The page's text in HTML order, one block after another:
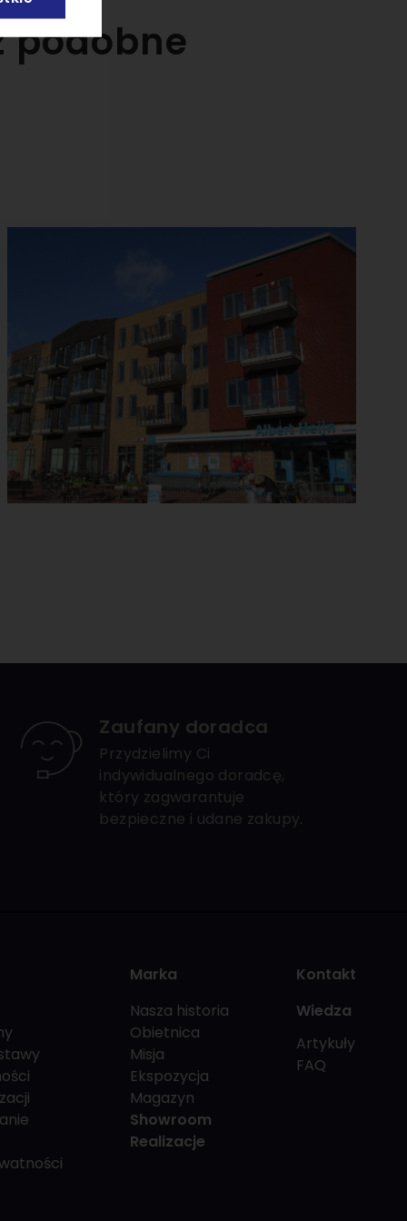
podobne
Zaufany doradca
Przydzielimy Ci
indywidualnego doradcę,
który zagwarantuje
bezpieczne i udane zakupy.
Marka
Nasza historia
Obietnica
Misja
Ekspozycja
Magazyn
Showroom
Realizacje
Kontakt
Wiedza
Artykuły
FAQ